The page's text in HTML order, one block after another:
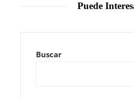
Puede
Buscar